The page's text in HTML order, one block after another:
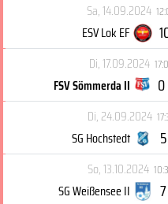
Sa, 14.09.2024
ESV Lok EF
Di, 17.09.2024
FSV Sömmerda II
Di, 24.09.2024
SG Hochstedt
So, 13.10.2024
SG Weißensee II